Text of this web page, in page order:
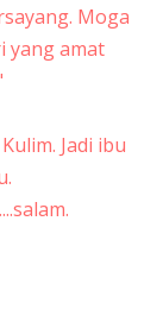
Moga
yang amat
Jadi ibu